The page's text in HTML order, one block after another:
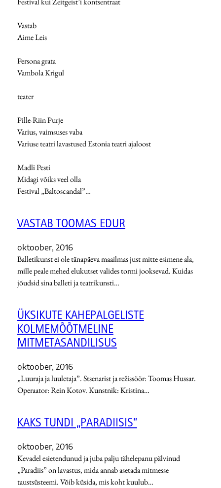
Vastab
Aime Leis
Persona grata
Vambola Krigul
teater
Pille-Riin Purje
Varius, vaimsuses vaba
Variuse teatri lavastused Estonia teatri ajaloost
Madli Pesti
Midagi võiks veel olla
Festival „Baltoscandal”…
VASTAB TOOMAS EDUR
oktoober, 2016
Balletikunst ei ole tänapäeva maailmas just mitte esimene ala,
mille peale mehed elukutset valides tormi jooksevad. Kuidas
jõudsid sina balleti ja teatrikunsti…
ÜKSIKUTE KAHEPALGELISTE
KOLMEMÕÕTMELINE
MITMETASANDILISUS
oktoober, 2016
„Luuraja ja luuletaja”. Stsenarist ja režissöör: Toomas Hussar.
Operaator: Rein Kotov. Kunstnik: Kristina…
KAKS TUNDI „PARADIISIS”
oktoober, 2016
Kevadel esietendunud ja juba palju tähelepanu pälvinud
„Paradiis” on lavastus, mida annab asetada mitmesse
taustsüsteemi. Võib küsida, mis koht kuulub…